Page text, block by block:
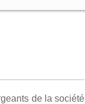
de la société